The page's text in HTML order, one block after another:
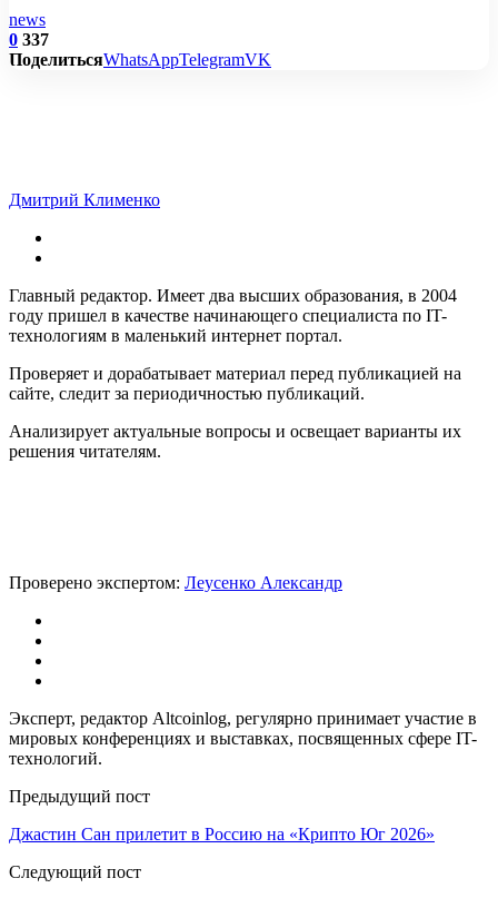
news
0 337
ПоделитьсяWhatsAppTelegramVK
Дмитрий Клименко
Главный редактор. Имеет два высших образования, в 2004
году пришел в качестве начинающего специалиста по IT-
технологиям в маленький интернет портал.
Проверяет и дорабатывает материал перед публикацией на
сайте, следит за периодичностью публикаций.
Анализирует актуальные вопросы и освещает варианты их
решения читателям.
Проверено экспертом: Леусенко Александр
Эксперт, редактор Altcoinlog, регулярно принимает участие в
мировых конференциях и выставках, посвященных сфере IT-
технологий.
Предыдущий пост
Джастин Сан прилетит в Россию на «Крипто Юг 2026»
Следующий пост